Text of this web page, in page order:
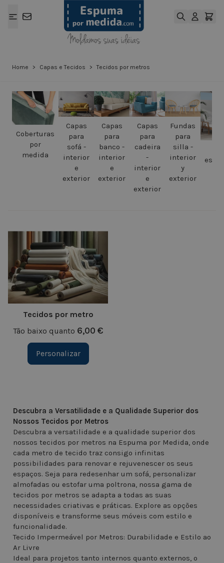
Home > Capas e Tecidos > Tecidos por metros
Coberturas
por
medida
Capas
para
sofá -
interior
e
exterior
Capas
para
banco -
interior
e
exterior
Capas
para
cadeira
-
interior
e
exterior
Fundas
para
silla -
interior
y
exterior
Tecidos por metro
Tão baixo quanto 6,00 €
Personalizar
Descubra a Versatilidade e a Qualidade Superior dos
Nossos Tecidos por Metros
Descubra a versatilidade e a qualidade superior dos
nossos tecidos por metros na Espuma por Medida, onde
cada metro de tecido traz consigo infinitas
possibilidades para renovar e rejuvenescer os seus
espaços. Seja para redesenhar um sofá, personalizar
almofadas ou estofar uma poltrona, nossa gama de
tecidos por metros se adapta a todas as suas
necessidades criativas e práticas. Explore as opções
disponíveis e transforme seus móveis com estilo e
funcionalidade.
Tecido Impermeável por Metros: Durabilidade e Estilo ao
Ar Livre
Ideal para projetos tanto internos quanto externos, o